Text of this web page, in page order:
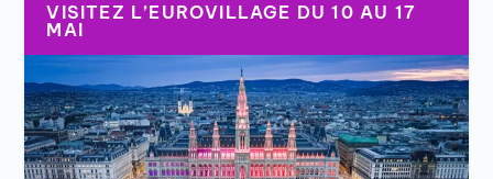
VISITEZ L’EUROVILLAGE DU 10 AU 17
MAI